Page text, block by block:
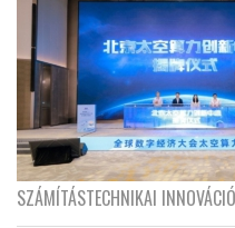
SZÁMÍTÁSTECHNIKAI